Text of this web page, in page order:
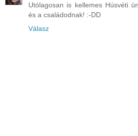
Utólagosan is kellemes Húsvéti
és a családodnak! :-DD
Válasz